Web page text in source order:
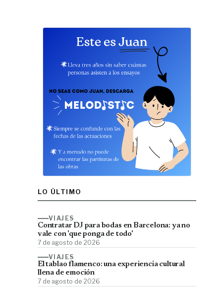
LO ÚLTIMO
VIAJES
Contratar DJ para bodas en Barcelona: ya no
vale con 'que ponga de todo'
7 de agosto de 2026
VIAJES
El tablao flamenco: una experiencia cultural
llena de emoción
7 de agosto de 2026